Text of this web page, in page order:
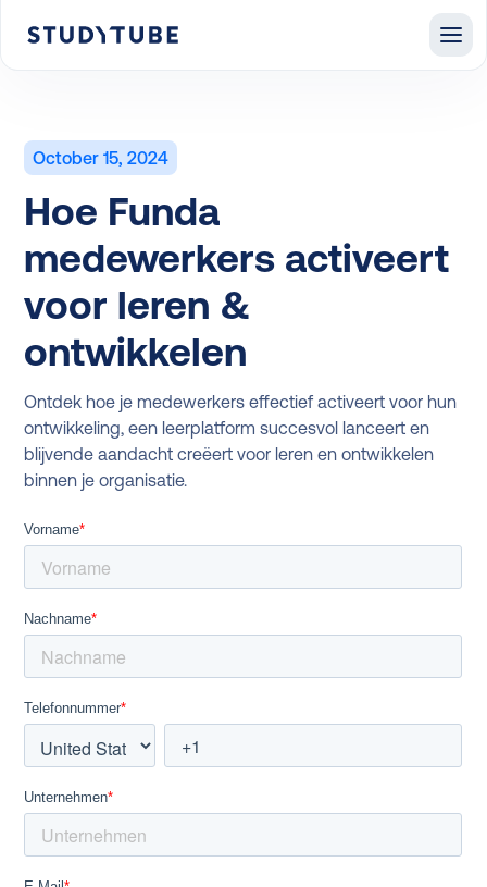
October 15, 2024
Hoe Funda
medewerkers activeert
voor leren &
ontwikkelen
Ontdek hoe je medewerkers effectief activeert voor hun
ontwikkeling, een leerplatform succesvol lanceert en
blijvende aandacht creëert voor leren en ontwikkelen
binnen je organisatie.